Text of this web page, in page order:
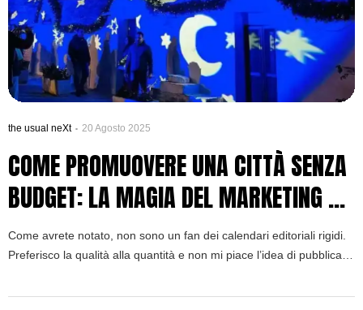
the usual neXt 20 Agosto 2025
COME PROMUOVERE UNA CITTÀ SENZA
BUDGET: LA MAGIA DEL MARKETING A
COSTO ZERO
Come avrete notato, non sono un fan dei calendari editoriali rigidi.
Preferisco la qualità alla quantità e non mi piace l’idea di pubblicare
articolo ha richiesto giorni di riflessione perché tocca un nervo